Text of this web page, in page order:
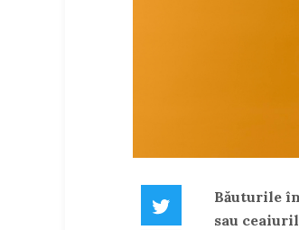
TwitterBăuturile
sau